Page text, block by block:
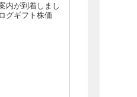
内が到着しまし
グギフト株価